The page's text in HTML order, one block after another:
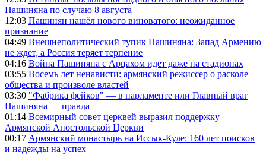
Пашиняна по случаю 8 августа
12:03 Пашинян нашёл нового виноватого: неожиданное
признание
04:49 Внешнеполитический тупик Пашиняна: Запад Армению
не ждет, а Россия теряет терпение
04:16 Война Пашиняна с Арцахом идет даже на стадионах
03:55 Восемь лет ненависти: армянский режиссер о расколе
общества и произволе властей
03:30 "Фабрика фейков" — в парламенте или Главный враг
Пашиняна — правда
01:14 Всемирный совет церквей выразил поддержку
Армянской Апостольской Церкви
00:17 Армянский монастырь на Иссык-Куле: 160 лет поисков
и надежды на успех